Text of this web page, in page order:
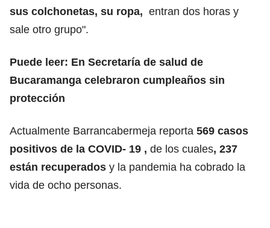
sus colchonetas, su ropa, entran dos horas y
sale otro grupo".
Puede leer: En Secretaría de salud de
Bucaramanga celebraron cumpleaños sin
protección
Actualmente Barrancabermeja reporta 569 casos
positivos de la COVID- 19 , de los cuales, 237
están recuperados y la pandemia ha cobrado la
vida de ocho personas.